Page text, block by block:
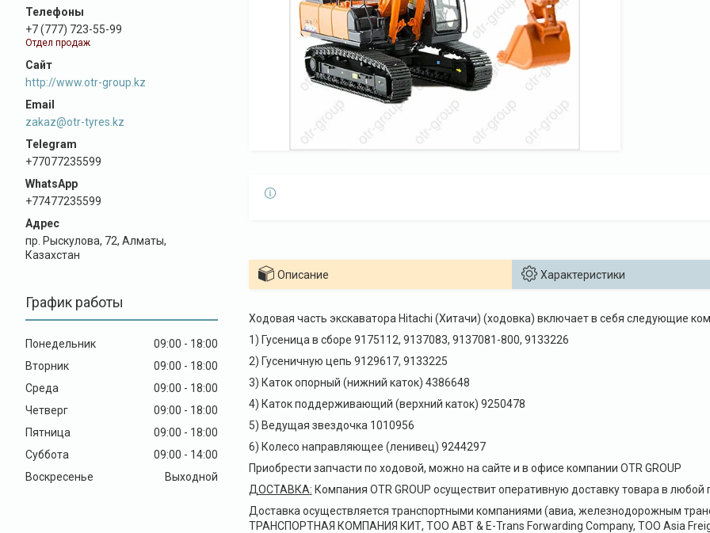
+7 (777) 723-55-99
Отдел продаж
http://www.otr-group.kz
zakaz@otr-tyres.kz
+77077235599
+77477235599
пр. Рыскулова, 72, Алматы,
Казахстан
График работы
Понедельник 09:00
18:00
Вторник
09:00
18:00
Среда
09:00
18:00
Четверг
09:00
18:00
Пятница
09:00
18:00
Суббота
09:00
14:00
Воскресенье
Выходной
Описание Характеристики
Ходовая часть экскаватора Hitachi (Хитачи) (ходовка) включает в себя следующие
1) Гусеница в сборе 9175112, 9137083, 9137081-800, 9133226
2) Гусеничную цепь 9129617, 9133225
3) Каток опорный (нижний каток) 4386648
4) Каток поддерживающий (верхний каток) 9250478
5) Ведущая звездочка 1010956
6) Колесо направляющее (ленивец) 9244297
Приобрести запчасти по ходовой, можно на сайте и в офисе компании OTR GROUP
ДОСТАВКА: Компания OTR GROUP осуществит оперативную доставку товара в любой
Доставка осуществляется транспортными компаниями (авиа, железнодорожным
ТРАНСПОРТНАЯ КОМПАНИЯ КИТ, ТОО ABT & E-Trans Forwarding Company, ТОО Asia